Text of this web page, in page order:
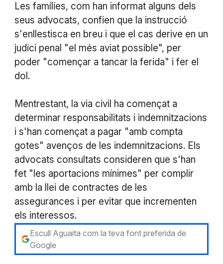
Les famílies, com han informat alguns dels
seus advocats, confien que la instrucció
s'enllestisca en breu i que el cas derive en un
judici penal "el més aviat possible", per
poder "començar a tancar la ferida" i fer el
dol.
Mentrestant, la via civil ha començat a
determinar responsabilitats i indemnitzacions
i s'han començat a pagar "amb compta
gotes" avenços de les indemnitzacions. Els
advocats consultats consideren que s'han
fet "les aportacions mínimes" per complir
amb la llei de contractes de les
assegurances i per evitar que incrementen
els interessos.
Escull Aguaita com la teva font preferida de
Google